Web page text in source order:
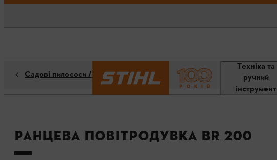
Техніка та
ручний
інструмент
Садові пилососи / Повітродувки
Ранцева повітродувка BR 200